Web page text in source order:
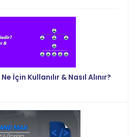
İçin Kullanılır & Nasıl Alınır?